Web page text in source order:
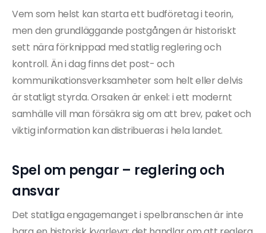
Vem som helst kan starta ett budföretag i teorin,
men den grundläggande postgången är historiskt
sett nära förknippad med statlig reglering och
kontroll. Än i dag finns det post- och
kommunikationsverksamheter som helt eller delvis
är statligt styrda. Orsaken är enkel: i ett modernt
samhälle vill man försäkra sig om att brev, paket och
viktig information kan distribueras i hela landet.
Spel om pengar – reglering och
ansvar
Det statliga engagemanget i spelbranschen är inte